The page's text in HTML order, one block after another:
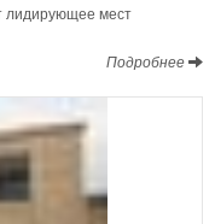
лидирующее мест
Подробнее